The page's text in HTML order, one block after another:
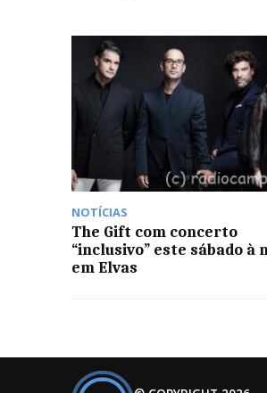
NOTÍCIAS
The Gift com concerto
“inclusivo” este sábado à
em Elvas